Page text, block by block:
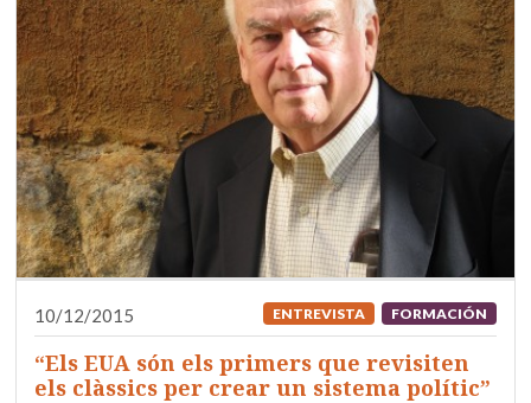
10/12/2015 ENTREVISTA FORMACIÓN
“Els EUA són els primers que revisiten
els clàssics per crear un sistema polític”